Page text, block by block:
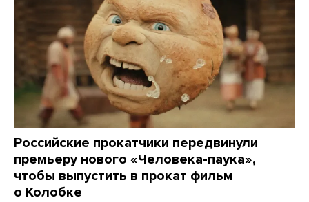
Российские прокатчики передвинули
премьеру нового «Человека-паука»,
чтобы выпустить в прокат фильм
о Колобке